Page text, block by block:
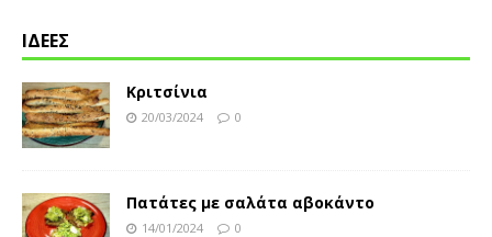
ΙΔΕΕΣ
Κριτσίνια
20/03/2024 0
Πατάτες με σαλάτα αβοκάντο
14/01/2024 0